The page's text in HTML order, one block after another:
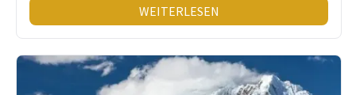
WEITERLESEN